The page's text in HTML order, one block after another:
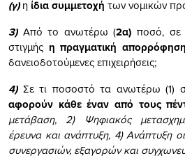
(γ)η ίδια συμμετοχή των νομικών
3)Από το ανωτέρω (2α) ποσό, σε
στιγμής η πραγματική
δανειοδοτούμενες επιχειρήσεις;
4)Σε τι ποσοστό τα ανωτέρω (1)
αφορούν κάθε έναν από τους
μετάβαση, 2) Ψηφιακός
έρευνα και ανάπτυξη, 4) Ανάπτυξη
συνεργασιών, εξαγορών και